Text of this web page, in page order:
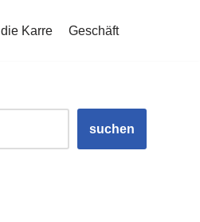
die Karre Geschäft
suchen